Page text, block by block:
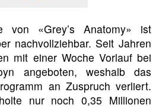
von «Grey’s Anatomy» ist
nachvollziehbar. Seit Jahren
mit einer Woche Vorlauf bei
angeboten, weshalb das
an Zuspruch verliert.
nur noch 0,35 Millionen